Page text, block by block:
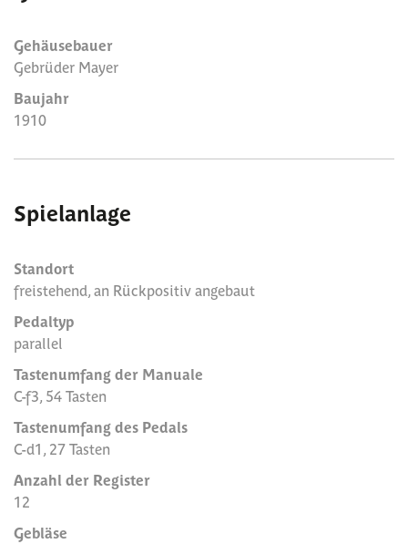
Gehäusebauer
Gebrüder Mayer
Baujahr
1910
Spielanlage
Standort
freistehend, an Rückpositiv angebaut
Pedaltyp
parallel
Tastenumfang der Manuale
C-f3, 54 Tasten
Tastenumfang des Pedals
C-d1, 27 Tasten
Anzahl der Register
12
Gebläse